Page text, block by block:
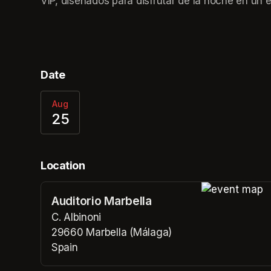
Date
Aug
25
Location
Auditorio Marbella
C. Albinoni
29660 Marbella (Málaga)
Spain